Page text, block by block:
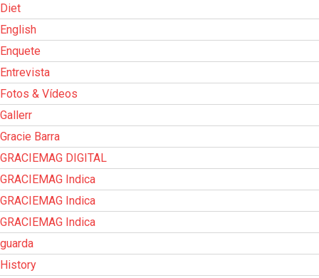
Diet
English
Enquete
Entrevista
Fotos & Vídeos
Gallerr
Gracie Barra
GRACIEMAG DIGITAL
GRACIEMAG Indica
GRACIEMAG Indica
GRACIEMAG Indica
guarda
History